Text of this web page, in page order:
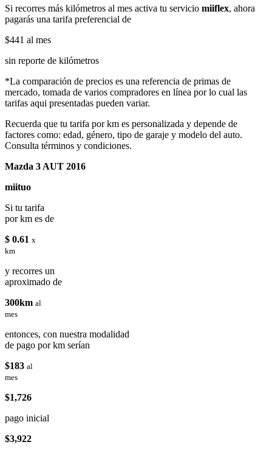
Si recorres más kilómetros al mes activa tu servicio miiflex, ahora
pagarás una tarifa preferencial de
$441 al mes
sin reporte de kilómetros
*La comparación de precios es una referencia de primas de
mercado, tomada de varios compradores en línea por lo cual las
tarifas aqui presentadas pueden variar.
Recuerda que tu tarifa por km es personalizada y depende de
factores como: edad, género, tipo de garaje y modelo del auto.
Consulta términos y condiciones.
Mazda 3 AUT 2016
miituo
Si tu tarifa
por km es de
$ 0.61 x
km
y recorres un
aproximado de
300km al
mes
entonces, con nuestra modalidad
de pago por km serían
$183 al
mes
$1,726
pago inicial
$3,922